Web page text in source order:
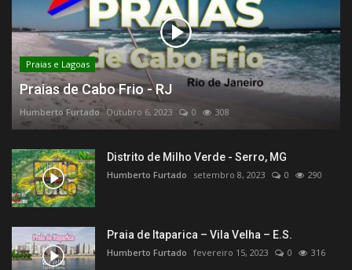
Praias e Lagoas
Praias de Cabo Frio - RJ
Humberto Furtado Outubro 6, 2023 0 308
Distrito de Milho Verde - Serro, MG
Humberto Furtado setembro 8, 2023 0 290
Praia de Itaparica – Vila Velha – E.S.
Humberto Furtado fevereiro 15, 2023 0 316